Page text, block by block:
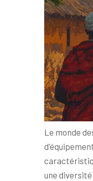
Le monde
une